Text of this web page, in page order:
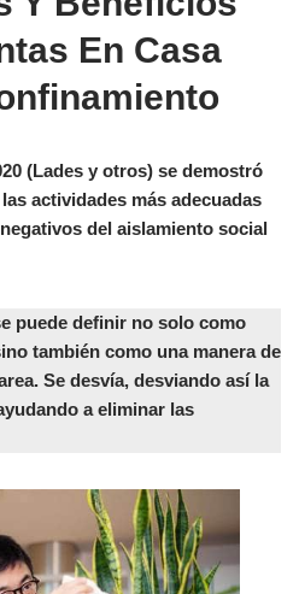
En Casa
(Lades y otros) se demostró
actividades más adecuadas
del aislamiento social
puede definir no solo como
también como una manera de
Se desvía, desviando así la
a eliminar las